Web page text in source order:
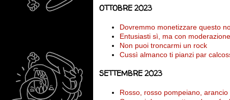
OTTOBRE 2023
Dovremmo monetizzare questo
Entusiasti sì, ma con moderazione
Non puoi troncarmi un rock
Cussì almanco ti pianzi par
SETTEMBRE 2023
Rosso, rosso pompeiano, arancio